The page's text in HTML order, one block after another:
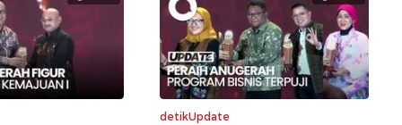
detikUpdate